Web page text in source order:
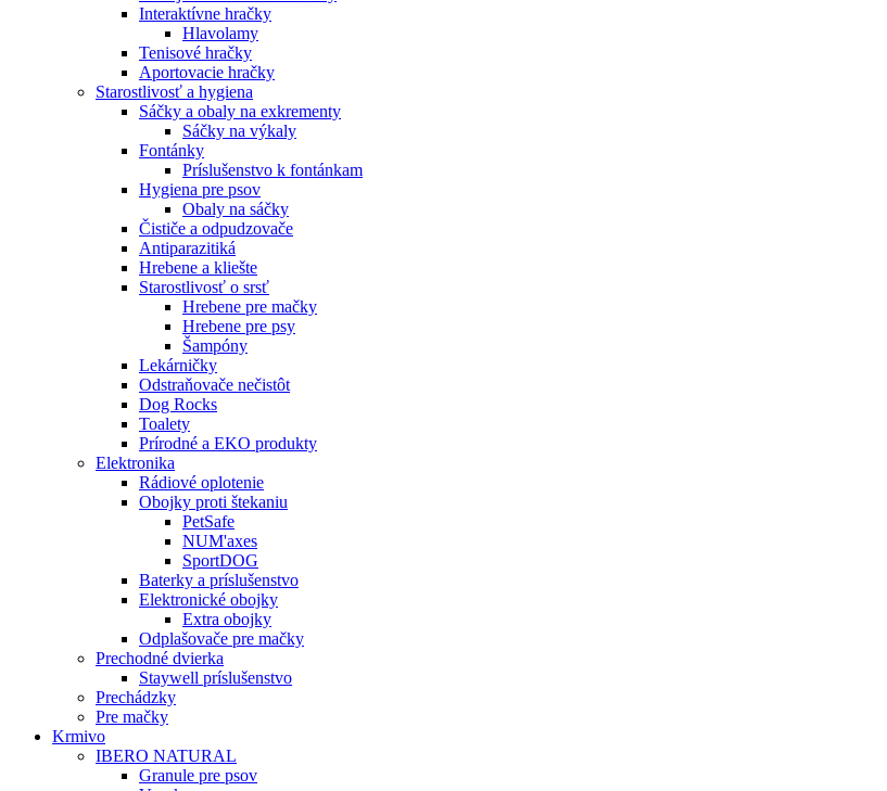
Interaktívne hračky
Hlavolamy
Tenisové hračky
Aportovacie hračky
Starostlivosť a hygiena
Sáčky a obaly na exkrementy
Sáčky na výkaly
Fontánky
Príslušenstvo k fontánkam
Hygiena pre psov
Obaly na sáčky
Čističe a odpudzovače
Antiparazitiká
Hrebene a kliešte
Starostlivosť o srsť
Hrebene pre mačky
Hrebene pre psy
Šampóny
Lekárničky
Odstraňovače nečistôt
Dog Rocks
Toalety
Prírodné a EKO produkty
Elektronika
Rádiové oplotenie
Obojky proti štekaniu
PetSafe
NUM'axes
SportDOG
Baterky a príslušenstvo
Elektronické obojky
Extra obojky
Odplašovače pre mačky
Prechodné dvierka
Staywell príslušenstvo
Prechádzky
Pre mačky
Krmivo
IBERO NATURAL
Granule pre psov